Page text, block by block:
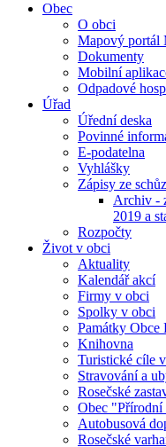
Obec
O obci
Mapový portál
Dokumenty
Mobilní
Odpadové
Úřad
Úřední deska
Povinné
E-podatelna
Vyhlášky
Zápisy ze
Archiv -
2019 a
Rozpočty
Život v obci
Aktuality
Kalendář akcí
Firmy v obci
Spolky v obci
Památky Obce
Knihovna
Turistické cíle
Stravování a
Rosečské
Obec "Přírodní
Autobusová
Rosečské